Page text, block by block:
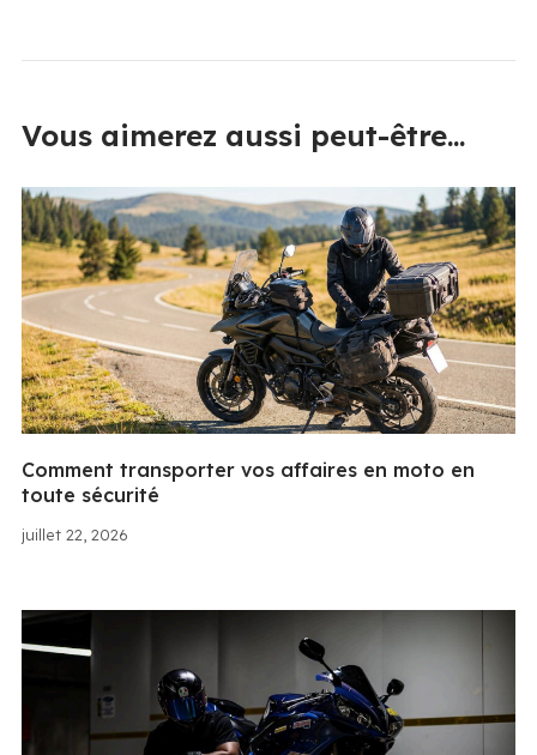
Vous aimerez aussi peut-être...
juillet 22, 2026
Comment transporter vos affaires en moto en
toute sécurité